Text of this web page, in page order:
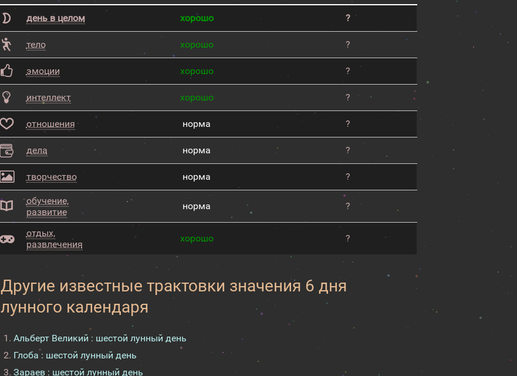
день в целом хорошо ?
тело хорошо ?
эмоции хорошо ?
интеллект хорошо ?
отношения норма ?
дела норма ?
творчество норма ?
обучение,
развитие
норма ?
отдых,
развлечения
хорошо ?
Другие известные трактовки значения 6 дня
лунного календаря
Альберт Великий : шестой лунный день
Глоба : шестой лунный день
Зараев : шестой лунный день